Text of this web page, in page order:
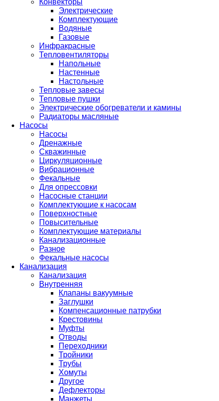
Конвекторы
Электрические
Комплектующие
Водяные
Газовые
Инфракрасные
Тепловентиляторы
Напольные
Настенные
Настольные
Тепловые завесы
Тепловые пушки
Электрические обогреватели и камины
Радиаторы масляные
Насосы
Насосы
Дренажные
Скважинные
Циркуляционные
Вибрационные
Фекальные
Для опрессовки
Насосные станции
Комплектующие к насосам
Поверхностные
Повысительные
Комплектующие материалы
Канализационные
Разное
Фекальные насосы
Канализация
Канализация
Внутренняя
Клапаны вакуумные
Заглушки
Компенсационные патрубки
Крестовины
Муфты
Отводы
Переходники
Тройники
Трубы
Хомуты
Другое
Дефлекторы
Манжеты